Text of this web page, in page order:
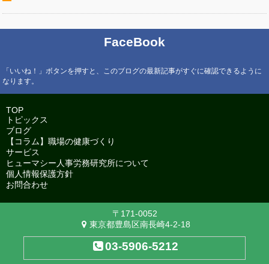
FaceBook
「いいね！」ボタンを押すと、このブログの最新記事がすぐに確認できるように
なります。
TOP
トピックス
ブログ
【コラム】職場の健康づくり
サービス
ヒューマシー人事労務研究所について
個人情報保護方針
お問合わせ
〒171-0052
東京都豊島区南長崎4-2-18
03-5906-5212